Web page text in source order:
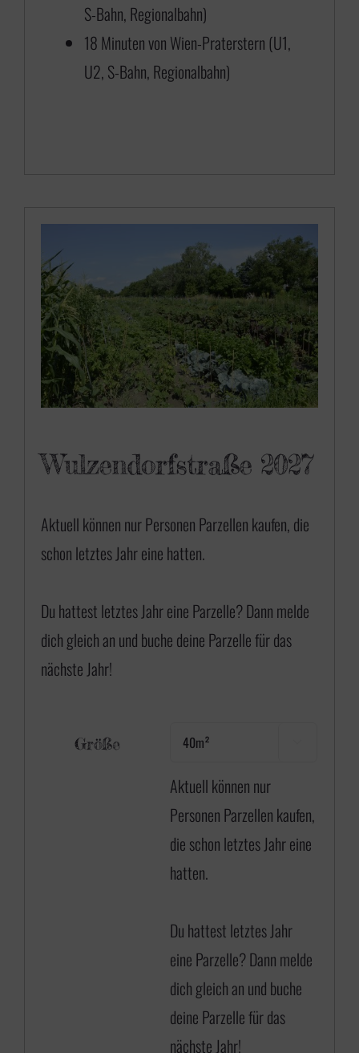
S-Bahn, Regionalbahn)
18 Minuten von Wien-Praterstern (U1,
U2, S-Bahn, Regionalbahn)
Wulzendorfstraße 2027
Aktuell können nur Personen Parzellen kaufen, die
schon letztes Jahr eine hatten.
Du hattest letztes Jahr eine Parzelle? Dann melde
dich gleich an und buche deine Parzelle für das
nächste Jahr!
Größe
Aktuell können nur
Personen Parzellen kaufen,
die schon letztes Jahr eine
hatten.
Du hattest letztes Jahr
eine Parzelle? Dann melde
dich gleich an und buche
deine Parzelle für das
nächste Jahr!